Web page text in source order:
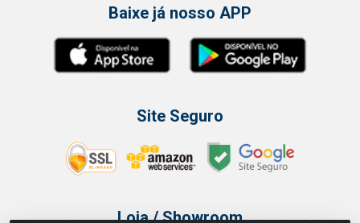
Baixe já nosso APP
Site Seguro
Loja / Showroom